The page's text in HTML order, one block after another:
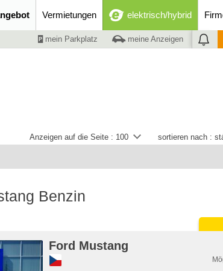
Vermietungen elektrisch/hybrid
mein Parkplatz meine Anzeigen
sortieren nach :
Anzeigen auf die Seite : 100
Benzin
Ford Mustang